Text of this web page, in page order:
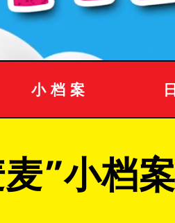
小档案
”小档案